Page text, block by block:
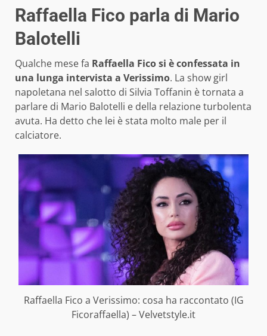
Raffaella Fico parla di Mario
Balotelli
Qualche mese fa Raffaella Fico si è confessata in
una lunga intervista a Verissimo. La show girl
napoletana nel salotto di Silvia Toffanin è tornata a
parlare di Mario Balotelli e della relazione turbolenta
avuta. Ha detto che lei è stata molto male per il
calciatore.
Raffaella Fico a Verissimo: cosa ha raccontato (IG
Ficoraffaella) – Velvetstyle.it